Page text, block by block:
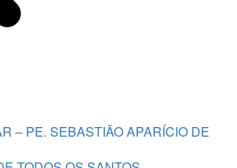
– PE. SEBASTIÃO APARÍCIO DE